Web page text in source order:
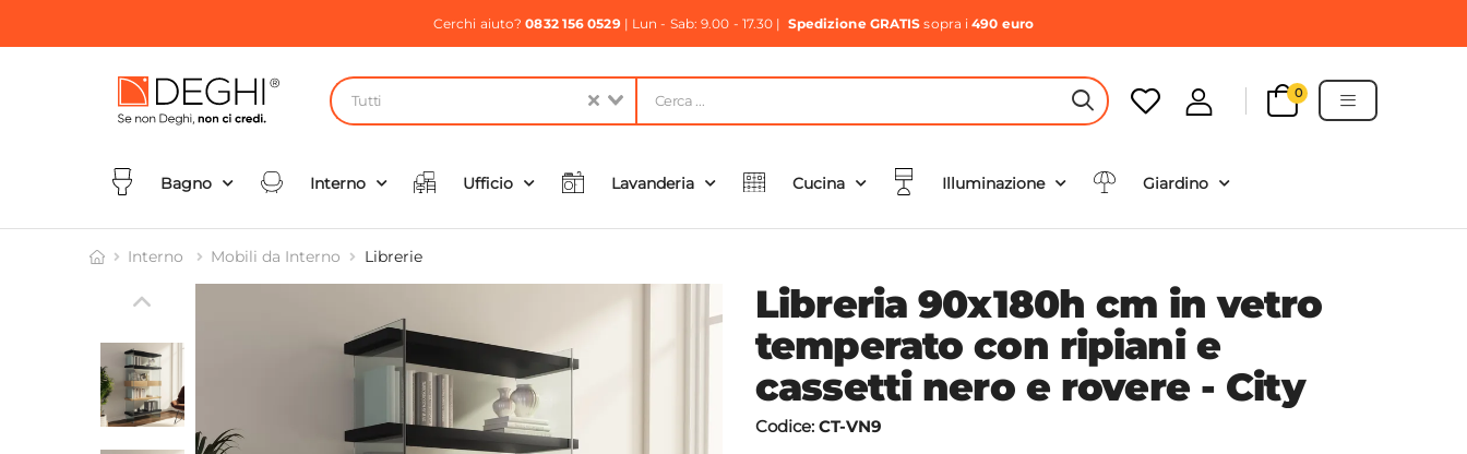
Cerchi aiuto?0832 156 0529| Lun - Sab: 9.00 - 17.30 | Spedizione GRATIS sopra i490 euro
Tutti HEADER SEARCH BUTTON
0
Bagno Interno Ufficio Lavanderia Cucina Illuminazione Giardino
Interno Mobili da Interno Librerie
Libreria 90x180h cm in vetro
temperato con ripiani e
cassetti nero e rovere - City
Codice: CT-VN9